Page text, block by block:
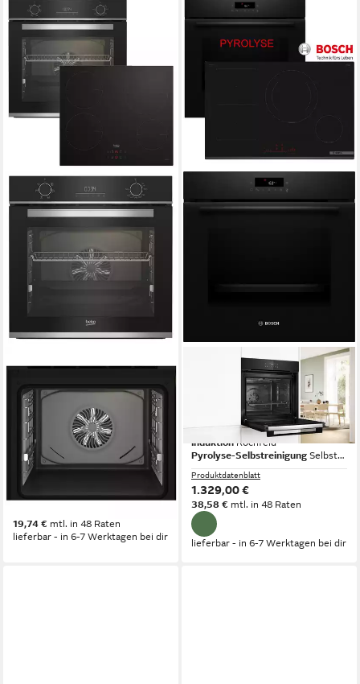
BEKO
Einbauherd Set Schwarz
Autark Backofen Umluft
Teleskopauszug + Induktion
Kochfeld NEU
Induktion Kochfeld
Teleskopauszug nachrüstbar
Auszugssystem
Produktdatenblatt
19,74 € mtl. in 48 Raten
lieferbar - in 6-7 Werktagen bei dir
Induktions Herd-Set Pyrolyse
Einbau Autark Backofen +
Induktion Kochfeld 80cm Neu
Induktion Kochfeld
Pyrolyse-Selbstreinigung Selbstreinigung
Produktdatenblatt
1.329,00 €
38,58 € mtl. in 48 Raten
lieferbar - in 6-7 Werktagen bei dir